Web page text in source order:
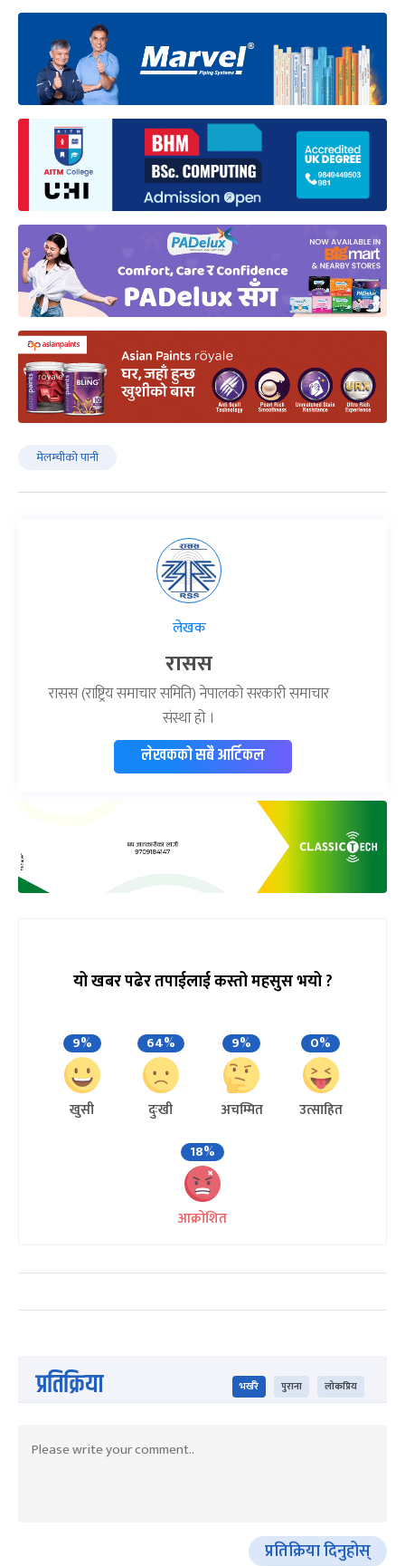
मेलम्चीको पानी
लेखक
रासस
रासस (राष्ट्रिय समाचार समिति) नेपालको सरकारी समाचार
संस्था हो ।
लेखकको सबै आर्टिकल
यो खबर पढेर तपाईलाई कस्तो महसुस भयो ?
9%
खुसी
64%
दुःखी
9%
अचम्मित
0%
उत्साहित
18%
आक्रोशित
प्रतिक्रिया भर्खरै पुराना लोकप्रिय
प्रतिक्रिया दिनुहोस्